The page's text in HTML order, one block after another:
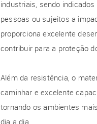
industriais, sendo
pessoas ou sujeitos a
proporciona excelente
contribuir para a proteção
Além da resistência, o
caminhar e excelente
tornando os ambientes
dia a dia.